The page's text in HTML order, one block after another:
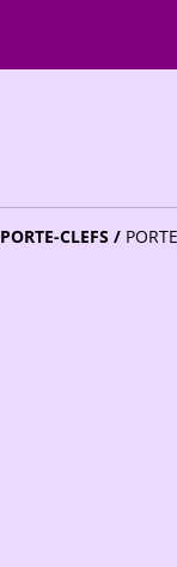
PORTE-CLEFS /